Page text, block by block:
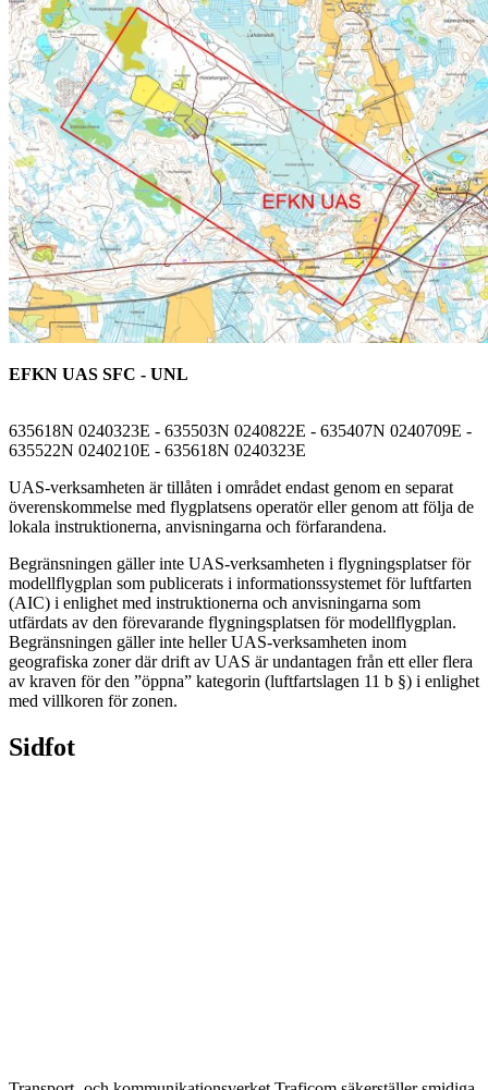
EFKN UAS SFC - UNL
635618N 0240323E - 635503N 0240822E - 635407N 0240709E -
635522N 0240210E - 635618N 0240323E
UAS-verksamheten är tillåten i området endast genom en separat
överenskommelse med flygplatsens operatör eller genom att följa de
lokala instruktionerna, anvisningarna och förfarandena.
Begränsningen gäller inte UAS-verksamheten i flygningsplatser för
modellflygplan som publicerats i informationssystemet för luftfarten
(AIC) i enlighet med instruktionerna och anvisningarna som
utfärdats av den förevarande flygningsplatsen för modellflygplan.
Begränsningen gäller inte heller UAS-verksamheten inom
geografiska zoner där drift av UAS är undantagen från ett eller flera
av kraven för den ”öppna” kategorin (luftfartslagen 11 b §) i enlighet
med villkoren för zonen.
Sidfot